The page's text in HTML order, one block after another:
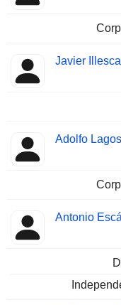
Javier
Adolfo
Antonio